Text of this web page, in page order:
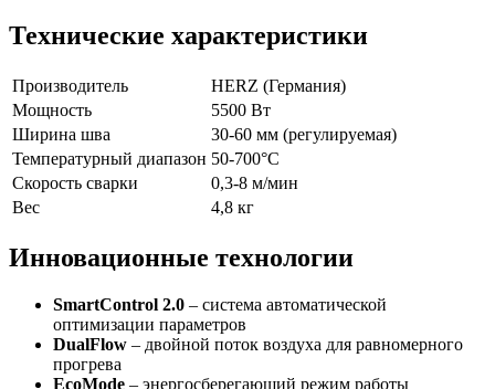
Технические характеристики
Производитель
HERZ (Германия)
Мощность
5500 Вт
Ширина шва
30-60 мм (регулируемая)
Температурный диапазон 50-700°C
Скорость сварки
0,3-8 м/мин
Вес
4,8 кг
Инновационные технологии
SmartControl 2.0 – система автоматической
оптимизации параметров
DualFlow – двойной поток воздуха для равномерного
прогрева
EcoMode – энергосберегающий режим работы